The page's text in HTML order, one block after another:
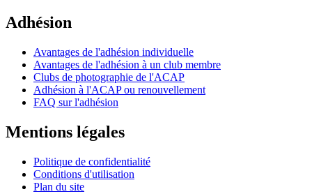
Adhésion
Avantages de l'adhésion individuelle
Avantages de l'adhésion à un club membre
Clubs de photographie de l'ACAP
Adhésion à l'ACAP ou renouvellement
FAQ sur l'adhésion
Mentions légales
Politique de confidentialité
Conditions d'utilisation
Plan du site